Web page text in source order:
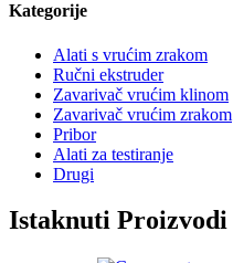
Kategorije
Alati s vrućim zrakom
Ručni ekstruder
Zavarivač vrućim klinom
Zavarivač vrućim zrakom
Pribor
Alati za testiranje
Drugi
Istaknuti Proizvodi